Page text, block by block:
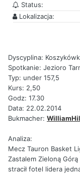
Status:
Lokalizacja:
Dyscyplina:
Spotkanie: Jezioro
Typ: under 157,5
Kurs: 2,50
Godz: 17.30
Data: 22.02.2014
Bukmacher:
Analiza:
Mecz Tauron Basket
Zastalem Zieloną
stracił fotel lidera